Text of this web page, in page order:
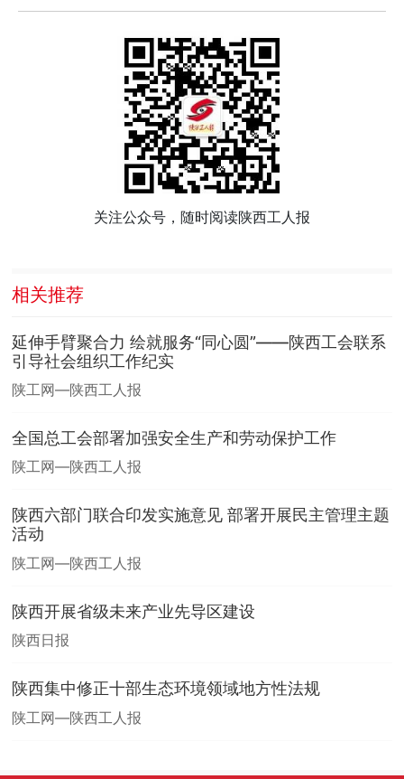
关注公众号，随时阅读陕西工人报
相关推荐
延伸手臂聚合力 绘就服务“同心圆”——陕西工会联系
引导社会组织工作纪实
陕工网—陕西工人报
全国总工会部署加强安全生产和劳动保护工作
陕工网—陕西工人报
陕西六部门联合印发实施意见 部署开展民主管理主题
活动
陕工网—陕西工人报
陕西开展省级未来产业先导区建设
陕西日报
陕西集中修正十部生态环境领域地方性法规
陕工网—陕西工人报